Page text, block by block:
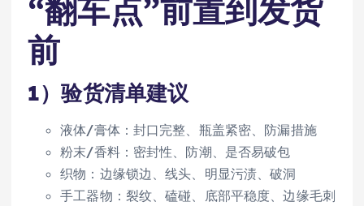
“翻车点”前置到发货
前
1）验货清单建议
液体/膏体：封口完整、瓶盖紧密、防漏措施
粉末/香料：密封性、防潮、是否易破包
织物：边缘锁边、线头、明显污渍、破洞
手工器物：裂纹、磕碰、底部平稳度、边缘毛刺